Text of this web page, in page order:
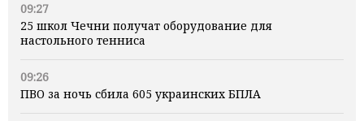
09:27
25 школ Чечни получат оборудование для
настольного тенниса
09:26
ПВО за ночь сбила 605 украинских БПЛА